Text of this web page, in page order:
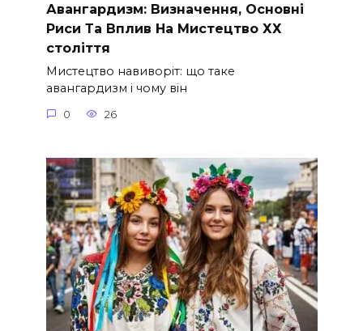
Авангардизм: Визначення, Основні
Риси Та Вплив На Мистецтво ХХ
століття
Мистецтво навиворіт: що таке
авангардизм і чому він
0 26